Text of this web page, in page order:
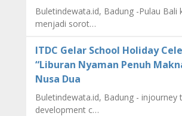
Buletindewata.id, Badung -Pulau Bali
menjadi sorot…
ITDC Gelar School Holiday
“Liburan Nyaman Penuh
Nusa Dua
Buletindewata.id, Badung - injourney
development c…